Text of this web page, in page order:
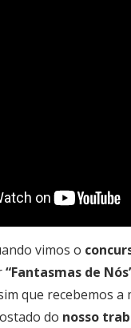
vimos o
“Fantasmas de
que recebemos a
do nosso